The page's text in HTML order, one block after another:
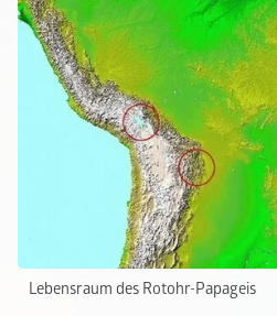
Lebensraum des Rotohr-Papageis